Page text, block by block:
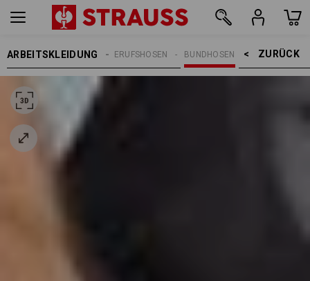
ARBEITSKLEIDUNG ZURÜCK    >
BUNDHOSEN
BERUFSHOSEN
ARBEITSHOSEN